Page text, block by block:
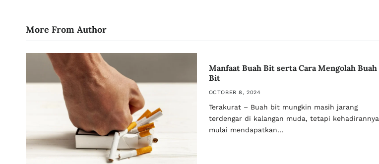
More From Author
Manfaat Buah Bit serta Cara Mengolah Buah
Bit
OCTOBER 8, 2024
Terakurat – Buah bit mungkin masih jarang
terdengar di kalangan muda, tetapi kehadirannya
mulai mendapatkan…